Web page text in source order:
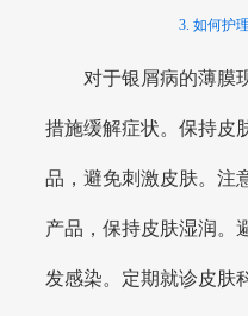
3. 如何护
对于银屑病的薄膜现
措施缓解症状。保持皮
品，避免刺激皮肤。注
产品，保持皮肤湿润。
发感染。定期就诊皮肤